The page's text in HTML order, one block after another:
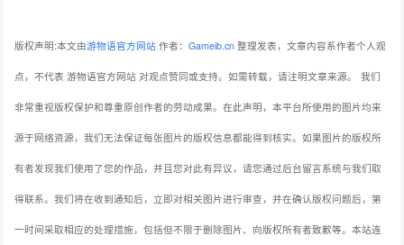
版权声明:本文由游物语官方网站 作者：Gameib.cn 整理发表，文章内容系作者个人观
点，不代表 游物语官方网站 对观点赞同或支持。如需转载，请注明文章来源。 我们
非常重视版权保护和尊重原创作者的劳动成果。在此声明，本平台所使用的图片均来
源于网络资源，我们无法保证每张图片的版权信息都能得到核实。如果图片的版权所
有者发现我们使用了您的作品，并且您对此有异议，请您通过后台留言系统与我们取
得联系。我们将在收到通知后，立即对相关图片进行审查，并在确认版权问题后，第
一时间采取相应的处理措施，包括但不限于删除图片、向版权所有者致歉等。本站连